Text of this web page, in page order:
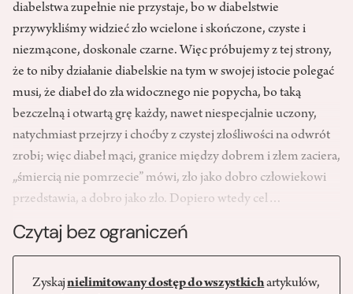
diabelstwa zupełnie nie przystaje, bo w diabelstwie
przywykliśmy widzieć zło wcielone i skończone, czyste i
niezmącone, doskonale czarne. Więc próbujemy z tej strony,
że to niby działanie diabelskie na tym w swojej istocie polegać
musi, że diabeł do zła widocznego nie popycha, bo taką
bezczelną i otwartą grę każdy, nawet niespecjalnie uczony,
natychmiast przejrzy i choćby z czystej złośliwości na odwrót
zrobi; więc diabeł mąci, granice między dobrem i złem zaciera,
„śmiercią nie pomrzecie” mówi, zło jako dobro człowiekowi
przedstawia, a dobro jako zło. Dopiero wtedy cel…
Czytaj bez ograniczeń
Zyskajnielimitowany dostęp do wszystkichartykułów,